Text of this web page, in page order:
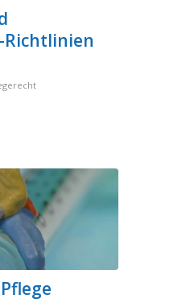
Richtlinien